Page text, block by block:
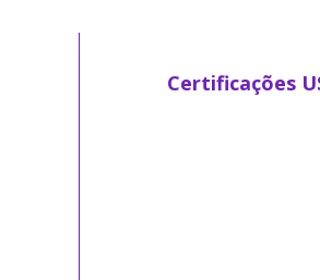
Certificações